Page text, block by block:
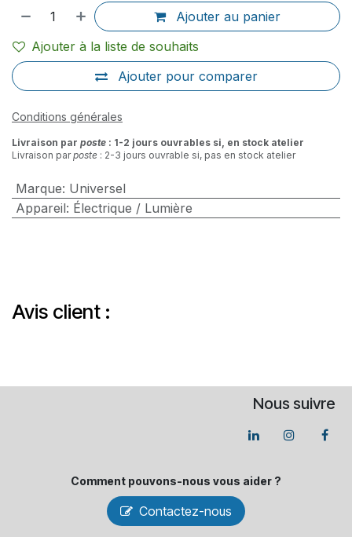
Ajouter au panier
Ajouter pour comparer
Ajouter à la liste de souhaits
Conditions générales
Livraison par poste : 1-2 jours ouvrables si, en stock atelier
Livraison parposte : 2-3 jours ouvrable si, pas en stock atelier
Marque: Universel
Appareil: Électrique / Lumière
Avis client :
Nous suivre
Comment pouvons-​nous vous aider ?
Contactez-nous